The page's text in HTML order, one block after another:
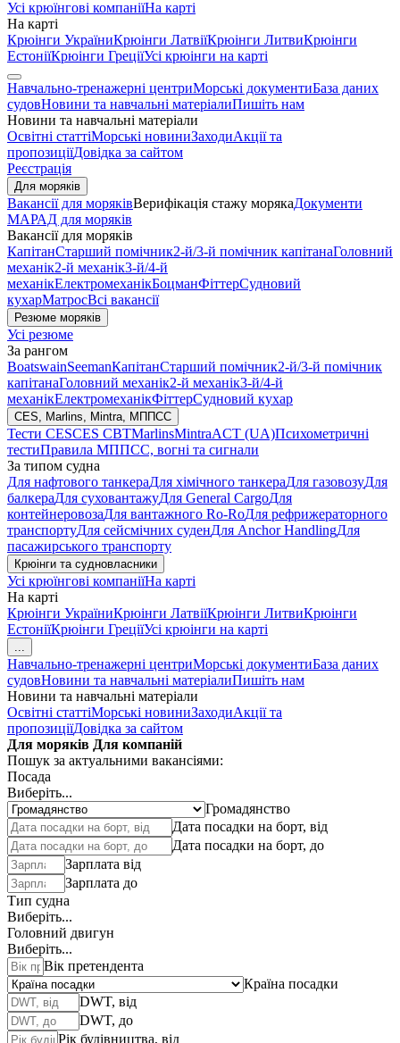
Усі крюїнгові компаніїНа карті
На карті
Крюінги УкраїниКрюінги ЛатвіїКрюінги ЛитвиКрюінги
ЕстоніїКрюінги ГреціїУсі крюінги на карті
Навчально-тренажерні центриМорські документиБаза даних
судовНовини та навчальні матеріалиПишіть нам
Новини та навчальні матеріали
Освітні статтіМорські новиниЗаходиАкції та
пропозиціїДовідка за сайтом
Реєстрація
Для моряків
Вакансії для моряківВерифікація стажу морякаДокументи
МАРАД для моряків
Вакансії для моряків
КапітанСтарший помічник2-й/3-й помічник капітанаГоловний
механік2-й механік3-й/4-й
механікЕлектромеханікБоцманФіттерСудновий
кухарМатросВсі вакансії
Резюме моряків
Усі резюме
За рангом
BoatswainSeemanКапітанСтарший помічник2-й/3-й помічник
капітанаГоловний механік2-й механік3-й/4-й
механікЕлектромеханікФіттерСудновий кухар
CES, Marlins, Mintra, МППСС
Тести CESCES CBTMarlinsMintraACT (UA)Психометричні
тестиПравила МППСС, вогні та сигнали
За типом судна
Для нафтового танкераДля хімічного танкераДля газовозуДля
балкераДля суховантажуДля General CargoДля
контейнеровозаДля вантажного Ro-RoДля рефрижераторного
транспортуДля сейсмічних суденДля Anchor HandlingДля
пасажирського транспорту
Крюінги та судновласники
Усі крюїнгові компаніїНа карті
На карті
Крюінги УкраїниКрюінги ЛатвіїКрюінги ЛитвиКрюінги
ЕстоніїКрюінги ГреціїУсі крюінги на карті
...
Навчально-тренажерні центриМорські документиБаза даних
судовНовини та навчальні матеріалиПишіть нам
Новини та навчальні матеріали
Освітні статтіМорські новиниЗаходиАкції та
пропозиціїДовідка за сайтом
Для моряків Для компаній
Пошук за актуальними вакансіями:
Посада
Виберіть...
Громадянство
Дата посадки на борт, від
Дата посадки на борт, до
Зарплата від
Зарплата до
Тип судна
Виберіть...
Головний двигун
Виберіть...
Вік претендента
Країна посадки
DWT, від
DWT, до
Рік будівництва, від